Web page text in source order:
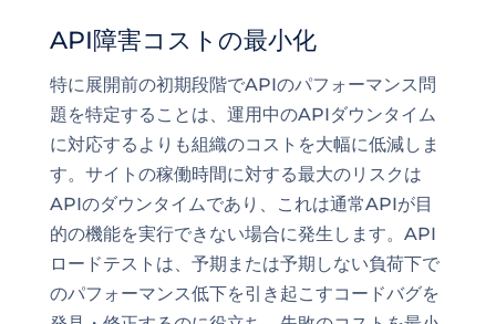
API障害コストの最小化
特に展開前の初期段階でAPIのパフォーマンス問
題を特定することは、運用中のAPIダウンタイム
に対応するよりも組織のコストを大幅に低減しま
す。サイトの稼働時間に対する最大のリスクは
APIのダウンタイムであり、これは通常APIが目
的の機能を実行できない場合に発生します。API
ロードテストは、予期または予期しない負荷下で
のパフォーマンス低下を引き起こすコードバグを